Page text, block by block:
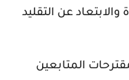
عن التقليد
المتابعين